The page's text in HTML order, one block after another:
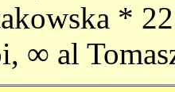
*
∞ al